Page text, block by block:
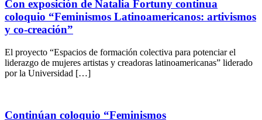
Con exposición de Natalia Fortuny continua
coloquio “Feminismos Latinoamericanos: artivismos
y co-creación”
El proyecto “Espacios de formación colectiva para potenciar el
liderazgo de mujeres artistas y creadoras latinoamericanas” liderado
por la Universidad […]
Continúan coloquio “Feminismos